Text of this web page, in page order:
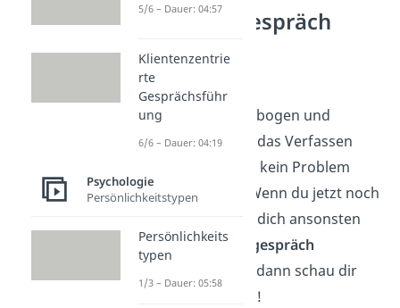
Mitarbeitergespräch
vorbereiten
Super! Mit dem
Selbsteinschätzungsbogen und
unseren Tipps sollte das Verfassen
einer Selbstreflexion kein Problem
mehr für dich sein. Wenn du jetzt noch
wissen willst, wie du dich ansonsten
auf dasMitarbeitergespräch
kannst, dann schau dir
dazu an!
5/6 – Dauer: 04:57
Klientenzentrie
rte
Gesprächsführ
ung
6/6 – Dauer: 04:19
Psychologie
Persönlichkeitstypen
Persönlichkeits
typen
1/3 – Dauer: 05:58